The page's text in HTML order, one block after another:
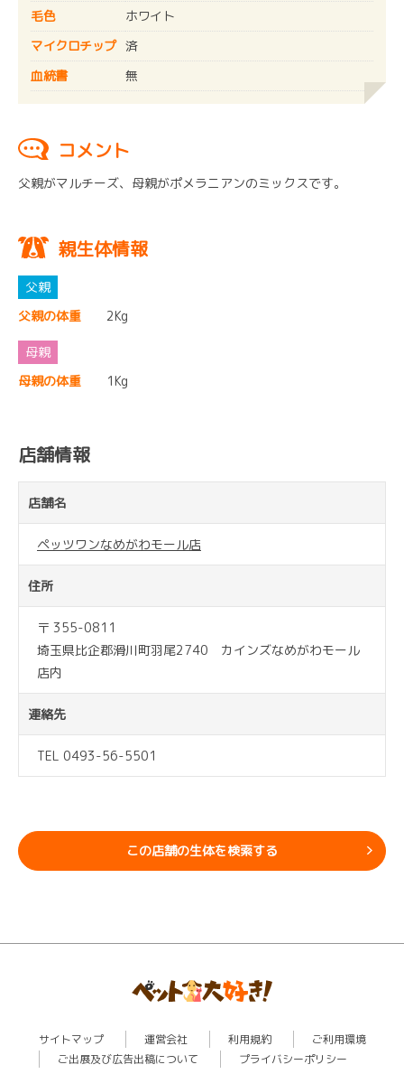
毛色
ホワイト
マイクロチップ 済
血統書
無
コメント
父親がマルチーズ、母親がポメラニアンのミックスです。
親生体情報
父親の体重 2Kg
母親の体重 1Kg
店舗情報
店舗名
ペッツワンなめがわモール店
住所
〒 355-0811
埼玉県比企郡滑川町羽尾2740 カインズなめがわモール
店内
連絡先
TEL 0493-56-5501
この店舗の生体を検索する
サイトマップ 運営会社 利用規約
ご利用環境
ご出展及び広告出稿について
プライバシーポリシー